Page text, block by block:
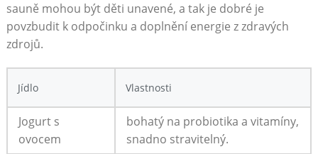
sauně mohou být děti unavené,⁣ a tak je‌ dobré je
povzbudit k odpočinku a ‌doplnění energie z⁢ zdravých
zdrojů.
Jídlo Vlastnosti
Jogurt s
ovocem
bohatý⁤ na probiotika a vitamíny,
snadno stravitelný.